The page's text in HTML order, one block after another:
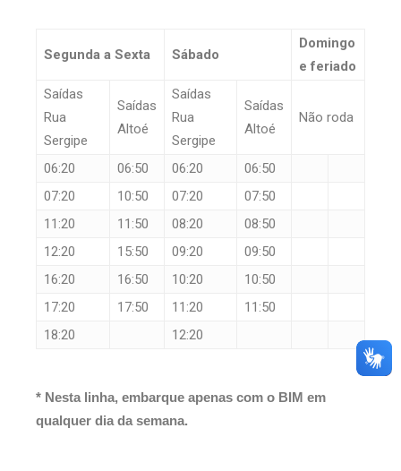
Segunda a Sexta Sábado
Domingo
e feriado
Saídas
Rua
Sergipe
Saídas
Altoé
Saídas
Rua
Sergipe
Saídas
Altoé
Não roda
06:20 06:50 06:20
06:50
07:20
10:50 07:20
07:50
11:20
11:50 08:20
08:50
12:20
15:50 09:20
09:50
16:20
16:50 10:20
10:50
17:20
17:50 11:20
11:50
18:20
12:20
* Nesta linha, embarque apenas com o BIM em
qualquer dia da semana.